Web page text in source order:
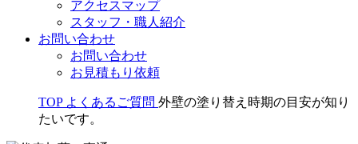
アクセスマップ
スタッフ・職人紹介
お問い合わせ
お問い合わせ
お見積もり依頼
TOP よくあるご質問 外壁の塗り替え時期の目安が知り
たいです。